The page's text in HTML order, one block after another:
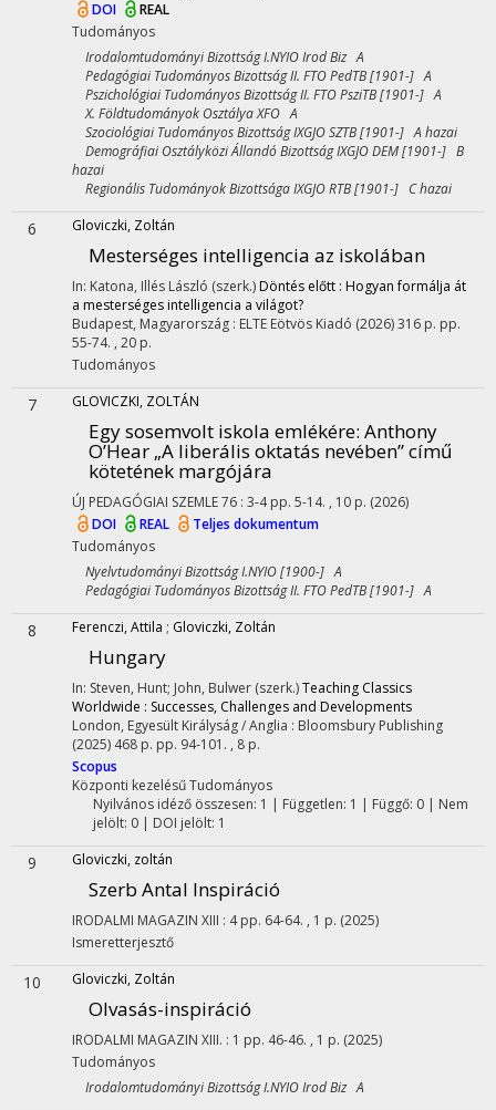
DOI
REAL
Tudományos
Irodalomtudományi Bizottság I.NYIO Irod Biz A
Pedagógiai Tudományos Bizottság II. FTO PedTB [1901-] A
Pszichológiai Tudományos Bizottság II. FTO PsziTB [1901-] A
X. Földtudományok Osztálya XFO A
Szociológiai Tudományos Bizottság IXGJO SZTB [1901-] A hazai
Demográfiai Osztályközi Állandó Bizottság IXGJO DEM [1901-] B
hazai
Regionális Tudományok Bizottsága IXGJO RTB [1901-] C hazai
6 Gloviczki, Zoltán
Mesterséges intelligencia az iskolában
In: Katona, Illés László (szerk.) Döntés előtt : Hogyan formálja át
a mesterséges intelligencia a világot?
Budapest, Magyarország : ELTE Eötvös Kiadó (2026)316 p. pp.
55-74. , 20 p.
Tudományos
7 GLOVICZKI, ZOLTÁN
Egy sosemvolt iskola emlékére: Anthony
O’Hear „A liberális oktatás nevében” című
kötetének margójára
ÚJ PEDAGÓGIAI SZEMLE76 : 3-4 pp. 5-14. , 10 p. (2026)
DOI
REAL
Teljes dokumentum
Tudományos
Nyelvtudományi Bizottság I.NYIO [1900-] A
Pedagógiai Tudományos Bizottság II. FTO PedTB [1901-] A
8 Ferenczi, Attila ; Gloviczki, Zoltán
Hungary
In: Steven, Hunt; John, Bulwer (szerk.)Teaching Classics
Worldwide : Successes, Challenges and Developments
London, Egyesült Királyság / Anglia : Bloomsbury Publishing
(2025) 468 p. pp. 94-101. , 8 p.
Scopus
Központi kezelésűTudományos
Nyilvános idéző összesen: 1 | Független: 1 | Függő: 0 | Nem
jelölt: 0 | DOI jelölt: 1
9 Gloviczki, zoltán
Szerb Antal Inspiráció
IRODALMI MAGAZIN XIII : 4 pp. 64-64. , 1 p. (2025)
Ismeretterjesztő
10 Gloviczki, Zoltán
Olvasás-inspiráció
IRODALMI MAGAZIN XIII. : 1 pp. 46-46. , 1 p. (2025)
Tudományos
Irodalomtudományi Bizottság I.NYIO Irod Biz A